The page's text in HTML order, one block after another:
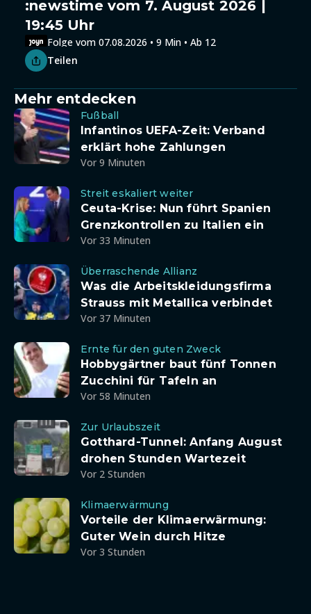
:newstime vom 7. August 2026 |
19:45 Uhr
Folge vom 07.08.2026 • 9 Min • Ab 12
Teilen
Mehr entdecken
Fußball
Infantinos UEFA-Zeit: Verband
erklärt hohe Zahlungen
Vor 9 Minuten
Streit eskaliert weiter
Ceuta-Krise: Nun führt Spanien
Grenzkontrollen zu Italien ein
Vor 33 Minuten
Überraschende Allianz
Was die Arbeitskleidungsfirma
Strauss mit Metallica verbindet
Vor 37 Minuten
Ernte für den guten Zweck
Hobbygärtner baut fünf Tonnen
Zucchini für Tafeln an
Vor 58 Minuten
Zur Urlaubszeit
Gotthard-Tunnel: Anfang August
drohen Stunden Wartezeit
Vor 2 Stunden
Klimaerwärmung
Vorteile der Klimaerwärmung:
Guter Wein durch Hitze
Vor 3 Stunden